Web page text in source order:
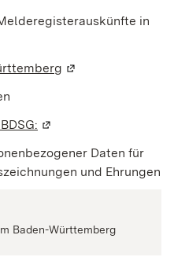
in
(Wird in einem
(Wird in einem neuen
Daten für
und Ehrungen
Baden-Württemberg